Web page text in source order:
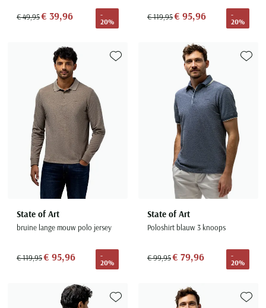
€ 49,95€ 39,96
-
20%
€ 119,95€ 95,96
-
20%
State of Art
bruine lange mouw polo jersey
€ 119,95€ 95,96
-
20%
Toevoegen aan favorieten
State of Art
Poloshirt blauw 3 knoops
€ 99,95€ 79,96
-
20%